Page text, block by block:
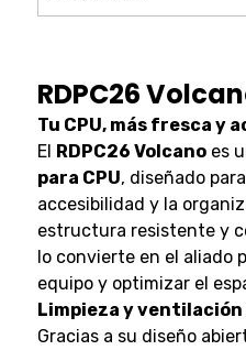
RDPC26
Tu CPU, más fresca y
El RDPC26 Volcanoes
para CPU, diseñado
accesibilidad y la
estructura resistente y
lo convierte en el aliado
equipo y optimizar el
Limpieza y
Gracias a su diseño